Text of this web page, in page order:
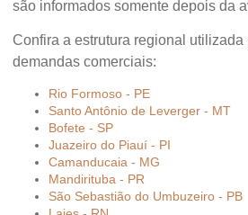
são informados somente depois da
Confira a estrutura regional
demandas comerciais:
Rio Formoso - PE
Santo Antônio de Leverger - MT
Bofete - SP
Juazeiro do Piauí - PI
Camanducaia - MG
Mandirituba - PR
São Sebastião do Umbuzeiro - PB